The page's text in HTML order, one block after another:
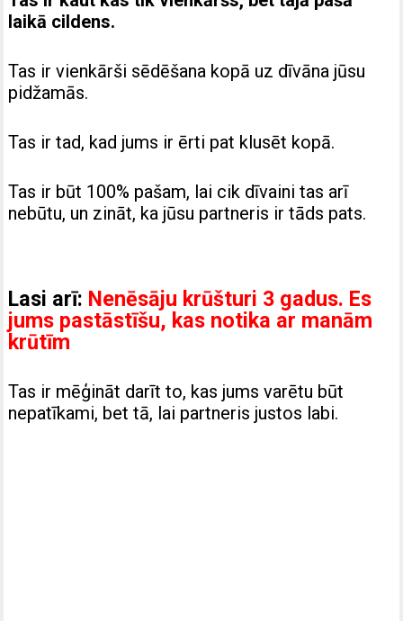
laikā cildens.
Tas ir vienkārši sēdēšana kopā uz dīvāna jūsu
pidžamās.
Tas ir tad, kad jums ir ērti pat klusēt kopā.
Tas ir būt 100% pašam, lai cik dīvaini tas arī
nebūtu, un zināt, ka jūsu partneris ir tāds pats.
Lasi arī: Nenēsāju krūšturi 3 gadus. Es
jums pastāstīšu, kas notika ar manām
krūtīm
Tas ir mēģināt darīt to, kas jums varētu būt
nepatīkami, bet tā, lai partneris justos labi.